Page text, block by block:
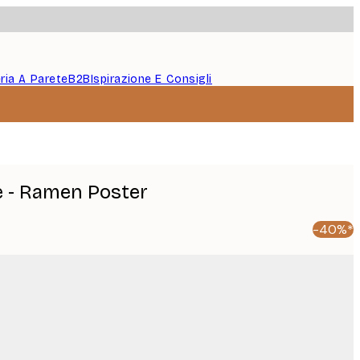
A PareteB2BIspirazione E Consigli
- Ramen Poster
-40%*